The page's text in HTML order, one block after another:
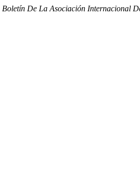
Boletín De La Asociación Internacional